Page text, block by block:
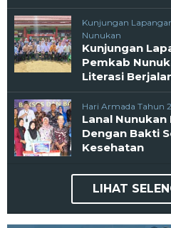
Kunjungan
Nunukan
Kunjungan
Pemkab
Literasi
Hari Armada Tahun
Lanal
Dengan Bakti
Kesehatan
LIHAT